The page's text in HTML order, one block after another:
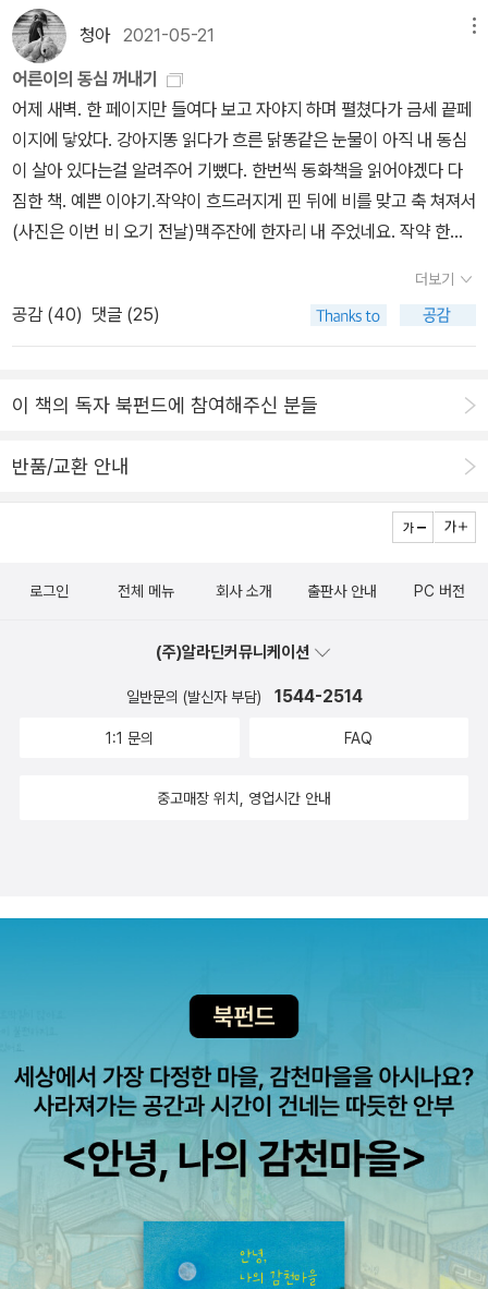
청아2021-05-21
어른이의 동심 꺼내기
어제 새벽. 한 페이지만 들여다 보고 자야지 하며 펼쳤다가 금세 끝페
이지에 닿았다. 강아지똥 읽다가 흐른 닭똥같은 눈물이 아직 내 동심
이 살아 있다는걸 알려주어 기뻤다. 한번씩 동화책을 읽어야겠다 다
짐한 책. 예쁜 이야기.작약이 흐드러지게 핀 뒤에 비를 맞고 축 쳐져서
(사진은 이번 비 오기 전날)맥주잔에 한자리 내 주었네요. 작약 한
더보기
공감 (40) 댓글 (25)
이 책의 독자 북펀드에 참여해주신 분들
반품/교환 안내
로그인 전체 메뉴 회사 소개 출판사 안내 PC 버전
(주)알라딘커뮤니케이션
일반문의 (발신자 부담) 1544-2514
1:1 문의 FAQ
중고매장 위치, 영업시간 안내